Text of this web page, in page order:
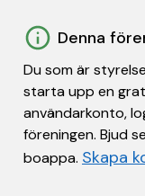
Denna
Du som är
starta upp en
användarkonto,
föreningen. Bjud
boappa. Skapa